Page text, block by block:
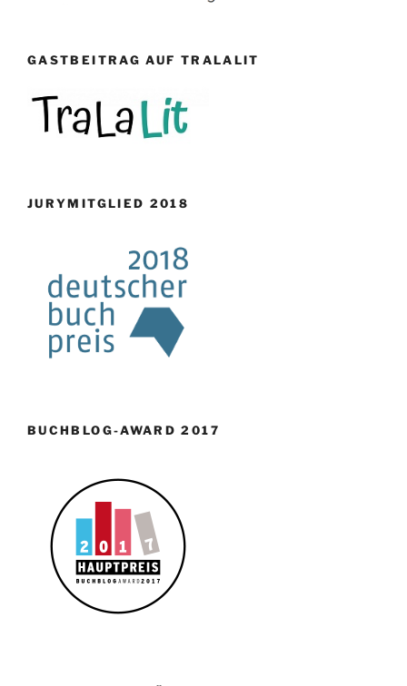
GASTBEITRAG AUF TRALALIT
JURYMITGLIED 2018
BUCHBLOG-AWARD 2017